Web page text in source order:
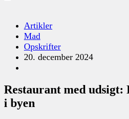
Artikler
Mad
Opskrifter
20. december 2024
Restaurant med udsigt:
i byen